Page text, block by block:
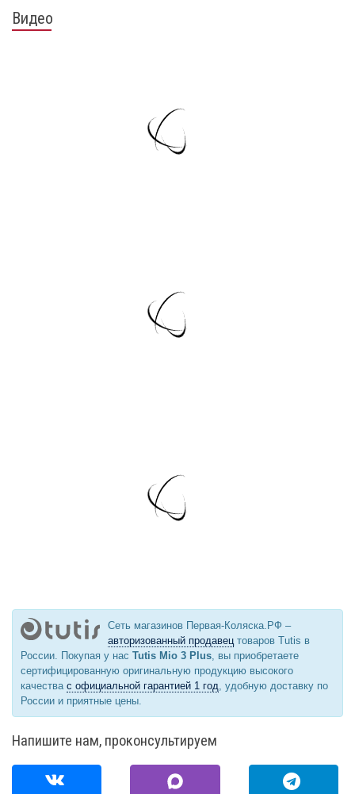
Видео
Сеть магазинов Первая-Коляска.РФ –
авторизованный продавецтоваров Tutis в
России. Покупая у нас Tutis Mio 3 Plus, вы приобретаете
сертифицированную оригинальную продукцию высокого
качества с официальной гарантией 1 год, удобную доставку по
России и приятные цены.
Напишите нам, проконсультируем